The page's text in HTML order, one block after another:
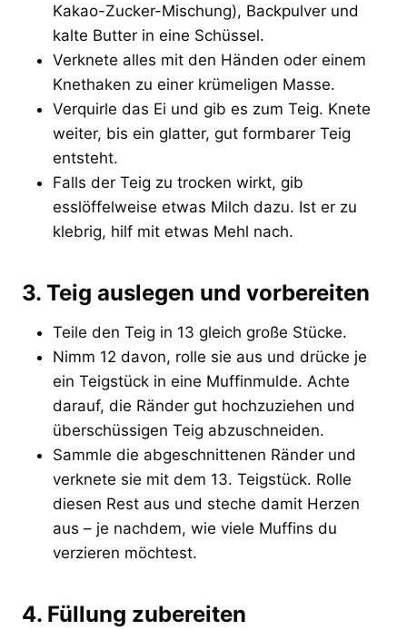
Kakao-Zucker-Mischung), Backpulver und
kalte Butter in eine Schüssel.
Verknete alles mit den Händen oder einem
Knethaken zu einer krümeligen Masse.
Verquirle das Ei und gib es zum Teig. Knete
weiter, bis ein glatter, gut formbarer Teig
entsteht.
Falls der Teig zu trocken wirkt, gib
esslöffelweise etwas Milch dazu. Ist er zu
klebrig, hilf mit etwas Mehl nach.
3. Teig auslegen und vorbereiten
Teile den Teig in 13 gleich große Stücke.
Nimm 12 davon, rolle sie aus und drücke je
ein Teigstück in eine Muffinmulde. Achte
darauf, die Ränder gut hochzuziehen und
überschüssigen Teig abzuschneiden.
Sammle die abgeschnittenen Ränder und
verknete sie mit dem 13. Teigstück. Rolle
diesen Rest aus und steche damit Herzen
aus – je nachdem, wie viele Muffins du
verzieren möchtest.
4. Füllung zubereiten